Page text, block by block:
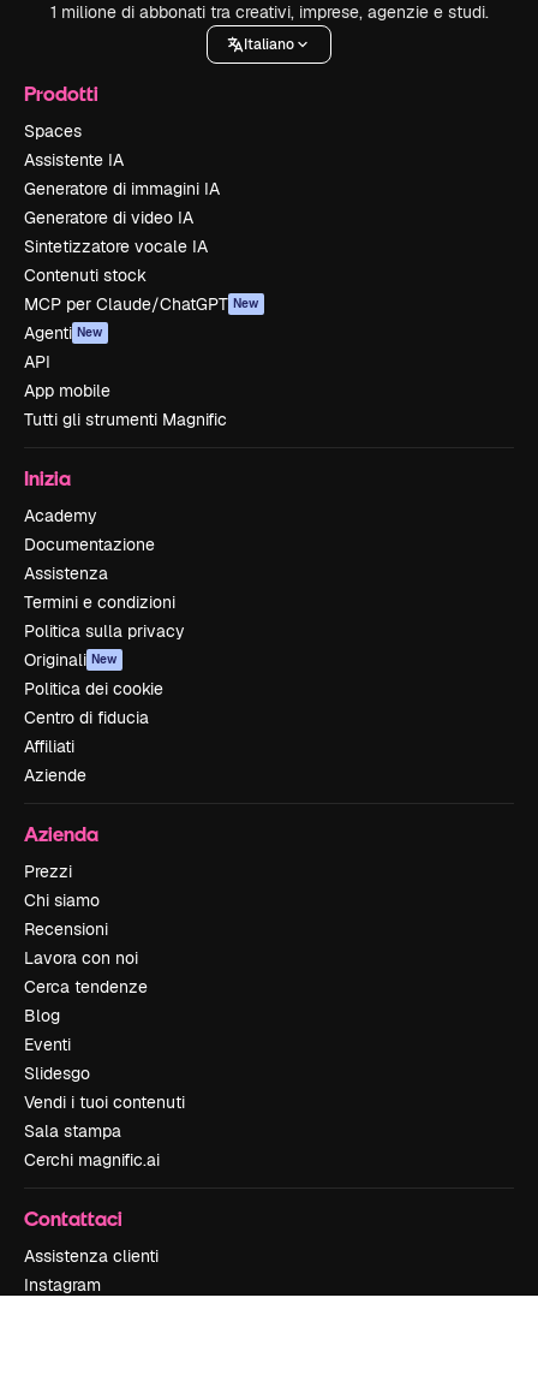
1 milione di abbonati tra creativi, imprese, agenzie e studi.
Italiano
Prodotti
Spaces
Assistente IA
Generatore di immagini IA
Generatore di video IA
Sintetizzatore vocale IA
Contenuti stock
MCP per Claude/ChatGPT New
Agenti New
API
App mobile
Tutti gli strumenti Magnific
Inizia
Academy
Documentazione
Assistenza
Termini e condizioni
Politica sulla privacy
Originali New
Politica dei cookie
Centro di fiducia
Affiliati
Aziende
Azienda
Prezzi
Chi siamo
Recensioni
Lavora con noi
Cerca tendenze
Blog
Eventi
Slidesgo
Vendi i tuoi contenuti
Sala stampa
Cerchi magnific.ai
Contattaci
Assistenza clienti
Instagram